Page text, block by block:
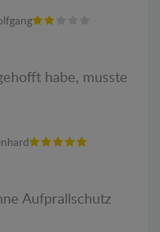
habe, musste
Aufprallschutz